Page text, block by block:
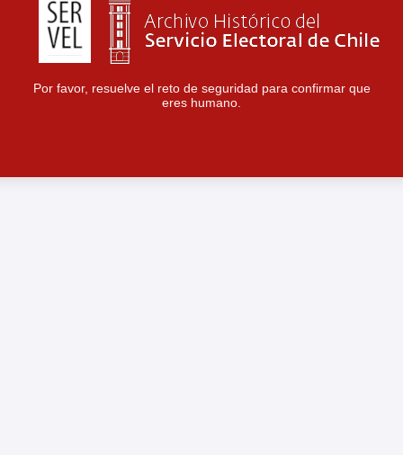
Por favor, resuelve el reto de seguridad para confirmar que
eres humano.